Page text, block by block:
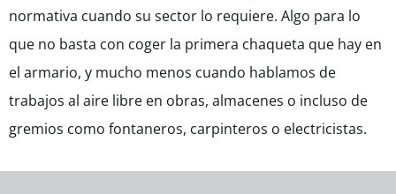
normativa cuando su sector lo requiere. Algo para lo
que no basta con coger la primera chaqueta que hay en
el armario, y mucho menos cuando hablamos de
trabajos al aire libre en obras, almacenes o incluso de
gremios como fontaneros, carpinteros o electricistas.